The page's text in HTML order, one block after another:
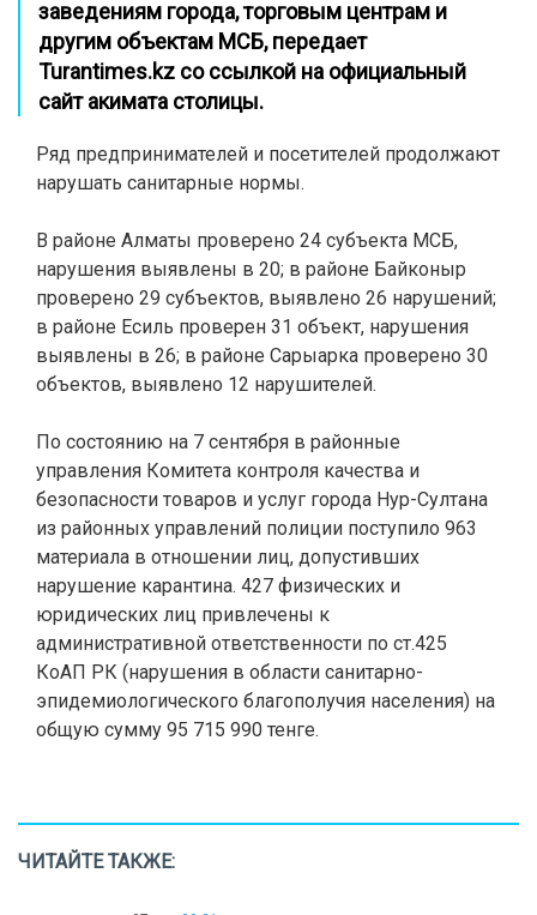
заведениям города, торговым центрам и
другим объектам МСБ, передает
Turantimes.kz со ссылкой на официальный
сайт акимата столицы.
Ряд предпринимателей и посетителей продолжают
нарушать санитарные нормы.
В районе Алматы проверено 24 субъекта МСБ,
нарушения выявлены в 20; в районе Байконыр
проверено 29 субъектов, выявлено 26 нарушений;
в районе Есиль проверен 31 объект, нарушения
выявлены в 26; в районе Сарыарка проверено 30
объектов, выявлено 12 нарушителей.
По состоянию на 7 сентября в районные
управления Комитета контроля качества и
безопасности товаров и услуг города Нур-Султана
из районных управлений полиции поступило 963
материала в отношении лиц, допустивших
нарушение карантина. 427 физических и
юридических лиц привлечены к
административной ответственности по ст.425
КоАП РК (нарушения в области санитарно-
эпидемиологического благополучия населения) на
общую сумму 95 715 990 тенге.
ЧИТАЙТЕ ТАКЖЕ: